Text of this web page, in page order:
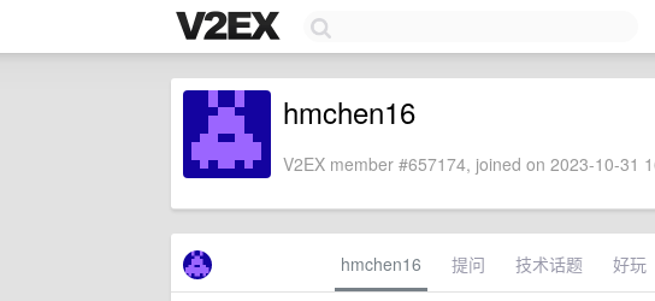
hmchen16
V2EX member #657174, joined on 2023-10-31
hmchen16 提问 技术话题 好玩